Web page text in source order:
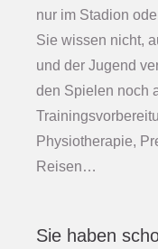
nur im Stadion
Sie wissen nicht,
und der Jugend
den Spielen noch
Physiotherapie,
Reisen…
Sie haben